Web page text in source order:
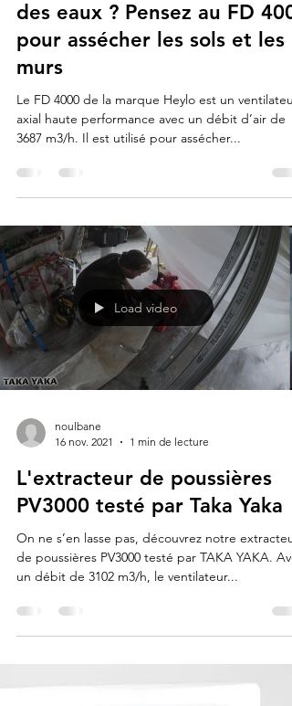
30 nov. 2021
1 min de lecture
des eaux ? Pensez au FD
pour assécher les sols et les
murs
Le FD 4000 de la marque Heylo est un ventilateur
3687 m3/h. Il est utilisé pour assécher...
16 nov. 2021
1 min de lecture
L'extracteur de poussières
PV3000 testé par Taka Yaka
On ne s’en lasse pas, découvrez notre extracteur